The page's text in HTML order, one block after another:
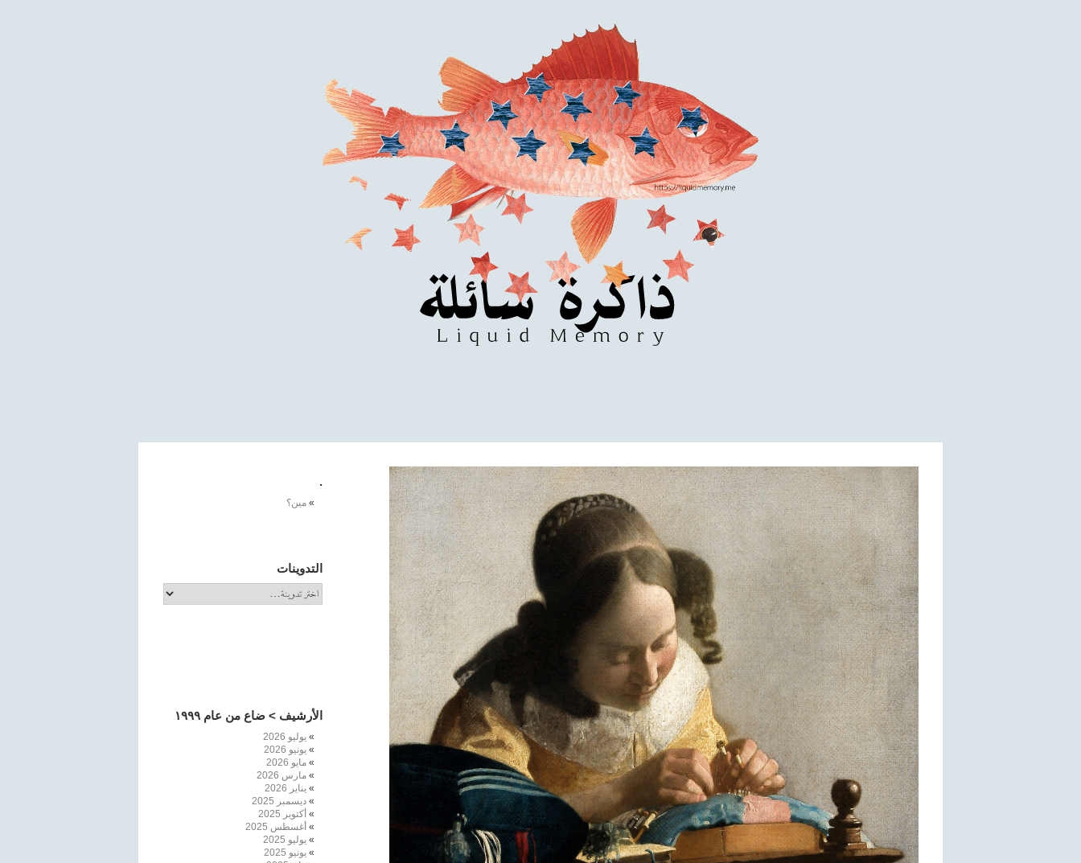
.
مين؟
التدوينات
الأرشيف > ضاع من عام ١٩٩٩
يوليو 2026
يونيو 2026
مايو 2026
مارس 2026
يناير 2026
ديسمبر 2025
أكتوبر 2025
أغسطس 2025
يوليو 2025
يونيو 2025